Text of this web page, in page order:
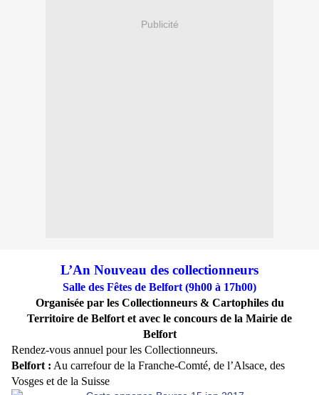
Publicité
L’An Nouveau des collectionneurs
Salle des Fêtes de Belfort (9h00 à 17h00)
Organisée par les Collectionneurs & Cartophiles du
Territoire de Belfort et avec le concours de la Mairie de
Belfort
Rendez-vous annuel pour les Collectionneurs.
Belfort : Au carrefour de la Franche-Comté, de l’Alsace, des
Vosges et de la Suisse